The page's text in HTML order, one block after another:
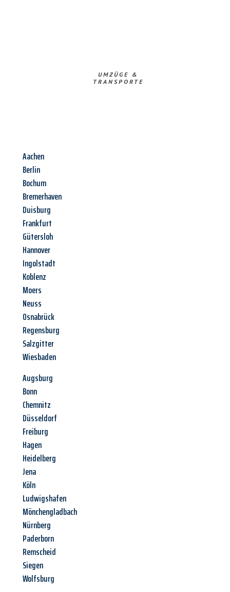
UMZÜGE &
TRANSPORTE
Aachen
Berlin
Bochum
Bremerhaven
Duisburg
Frankfurt
Gütersloh
Hannover
Ingolstadt
Koblenz
Moers
Neuss
Osnabrück
Regensburg
Salzgitter
Wiesbaden
Augsburg
Bonn
Chemnitz
Düsseldorf
Freiburg
Hagen
Heidelberg
Jena
Köln
Ludwigshafen
Mönchengladbach
Nürnberg
Paderborn
Remscheid
Siegen
Wolfsburg